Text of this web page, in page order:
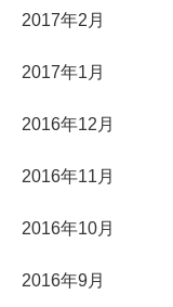
2017年2月
2017年1月
2016年12月
2016年11月
2016年10月
2016年9月